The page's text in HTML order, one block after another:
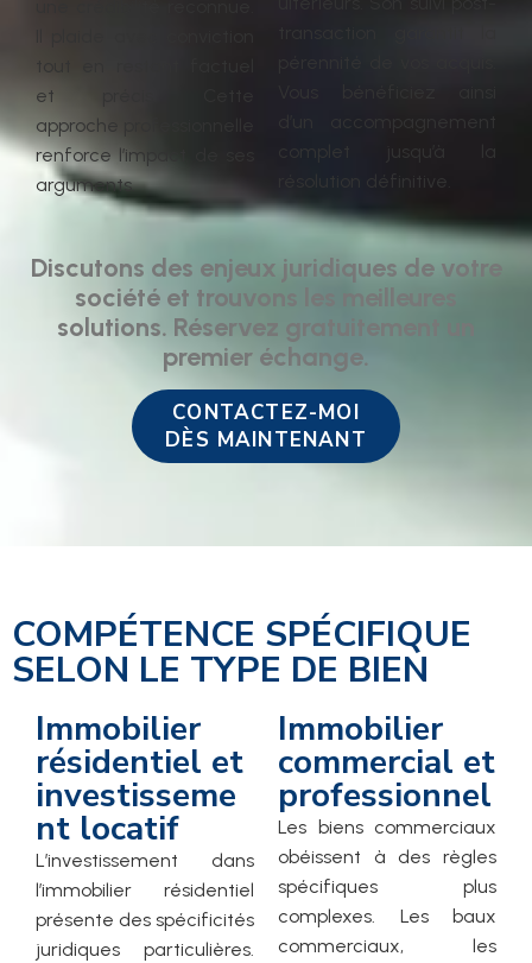
tout en restant factuel
et précis. Cette
approche professionnelle
renforce l’impact de ses
arguments.
complet jusqu’à la
résolution définitive.
Discutons des enjeux juridiques de votre
société et trouvons les meilleures
solutions. Réservez gratuitement un
premier échange.
CONTACTEZ-MOI
DÈS MAINTENANT
COMPÉTENCE SPÉCIFIQUE
SELON LE TYPE DE BIEN
Immobilier
résidentiel et
investisseme
nt locatif
L’investissement dans
l’immobilier résidentiel
présente des spécificités
juridiques particulières.
Immobilier
commercial et
professionnel
Les biens commerciaux
obéissent à des règles
spécifiques plus
complexes. Les baux
commerciaux, les